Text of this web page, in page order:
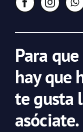
Para
hay que
te gusta
asóciate.